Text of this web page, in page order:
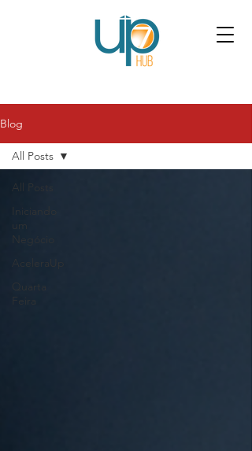
Blog
All Posts
Iniciando
um
Negócio
AceleraUp
Quarta
Feira
All Posts